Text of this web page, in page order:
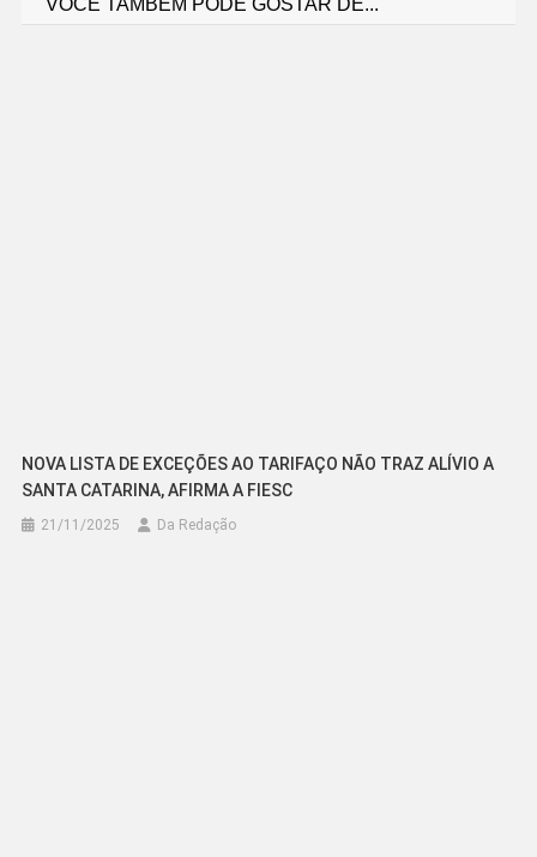
NOVA LISTA DE EXCEÇÕES AO TARIFAÇO NÃO TRAZ ALÍVIO A
SANTA CATARINA, AFIRMA A FIESC
21/11/2025 Da Redação